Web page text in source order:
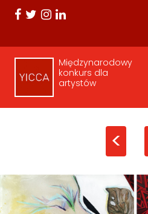
Międzynarodowy
konkurs dla
artystów
<